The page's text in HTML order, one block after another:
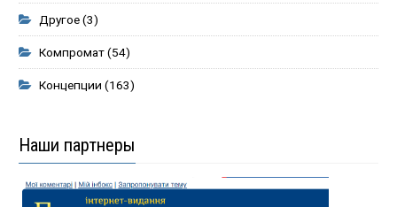
Другое(3)
Компромат(54)
Концепции (163)
Наши партнеры